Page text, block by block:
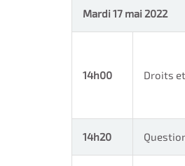
Mardi 17 mai 2022
14h00 Droits
14h20